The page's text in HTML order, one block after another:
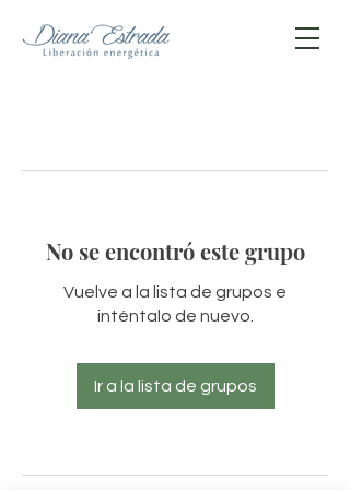
No se encontró este grupo
Vuelve a la lista de grupos e
inténtalo de nuevo.
Ir a la lista de grupos